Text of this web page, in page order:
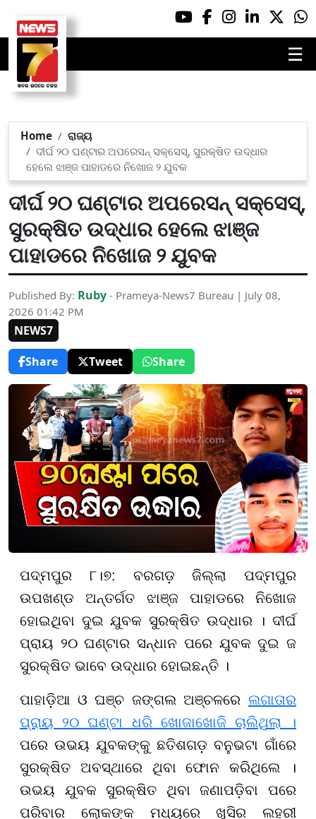
☰
Home
ରାଜ୍ୟ
ଦୀର୍ଘ ୨୦ ଘଣ୍ଟାର ଅପରେସନ୍ ସକ୍‌ସେସ୍, ସୁରକ୍ଷିତ ଉଦ୍ଧାର
ହେଲେ ଝାଞ୍ଜ ପାହାଡରେ ନିଖୋଜ ୨ ଯୁବକ
ଦୀର୍ଘ ୨୦ ଘଣ୍ଟାର ଅପରେସନ୍ ସକ୍‌ସେସ୍,
ସୁରକ୍ଷିତ ଉଦ୍ଧାର ହେଲେ ଝାଞ୍ଜ
ପାହାଡରେ ନିଖୋଜ ୨ ଯୁବକ
Published By: Ruby - Prameya-News7 Bureau | July 08,
2026 01:42 PM
NEWS7
Share
Tweet Share
ପଦ୍ମପୁର ୮।୭: ବରଗଡ଼ ଜିଲ୍ଲା ପଦ୍ମପୁର
ଉପଖଣ୍ଡ ଅନ୍ତର୍ଗତ ଝାଞ୍ଜ ପାହାଡରେ ନିଖୋଜ
ହୋଇଥିବା ଦୁଇ ଯୁବକ ସୁରକ୍ଷିତ ଉଦ୍ଧାର । ଦୀର୍ଘ
ପ୍ରାୟ ୨୦ ଘଣ୍ଟାର ସନ୍ଧାନ ପରେ ଯୁବକ ଦୁଇ ଜ
ସୁରକ୍ଷିତ ଭାବେ ଉଦ୍ଧାର ହୋଇଛନ୍ତି ।
ପାହାଡ଼ିଆ ଓ ଘଞ୍ଚ ଜଙ୍ଗଲ ଅଞ୍ଚଳରେ ଲଗାତାର
ପ୍ରାୟ ୨୦ ଘଣ୍ଟା ଧରି ଖୋଜାଖୋଜି ଚାଲିଥିଲା ।
ପରେ ଉଭୟ ଯୁବକଙ୍କୁ ଛତିଶଗଡ଼ ବନୁଭଟା ଗାଁରେ
ସୁରକ୍ଷିତ ଅବସ୍ଥାରେ ଥିବା ଫୋନ କରିଥିଲେ ।
ଉଭୟ ଯୁବକ ସୁରକ୍ଷିତ ଥିବା ଜଣାପଡ଼ିବା ପରେ
ପରିବାର ଲୋକଙ୍କ ମଧ୍ୟରେ ଖୁସିର ଲହରୀ